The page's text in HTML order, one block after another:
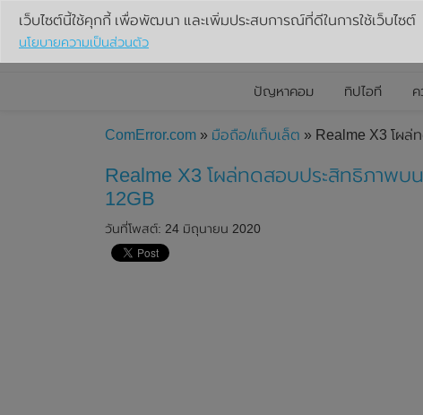
ปัญหาคอม ทิปไอที ค
ComError.com » มือถือ/แท็บเล็ต » Realme X3 โผล่
Realme X3 โผล่ทดสอบประสิทธิภาพบ
12GB
วันที่โพสต์: 24 มิถุนายน 2020
เว็บไซต์นี้ใช้คุกกี้ เพื่อพัฒนา และเพิ่มประสบการณ์ที่ดีในการใช้เว็บไซต์
นโยบายความเป็นส่วนตัว